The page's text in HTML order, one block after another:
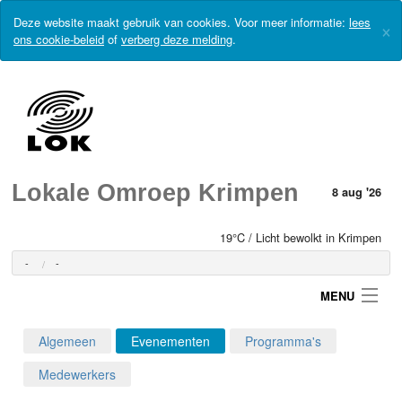
Deze website maakt gebruik van cookies. Voor meer informatie: lees
ons cookie-beleid of verberg deze melding. ×
Lokale Omroep Krimpen 8 aug '26
19°C / Licht bewolkt in Krimpen
- -
MENU
Algemeen Evenementen
Programma's
Medewerkers